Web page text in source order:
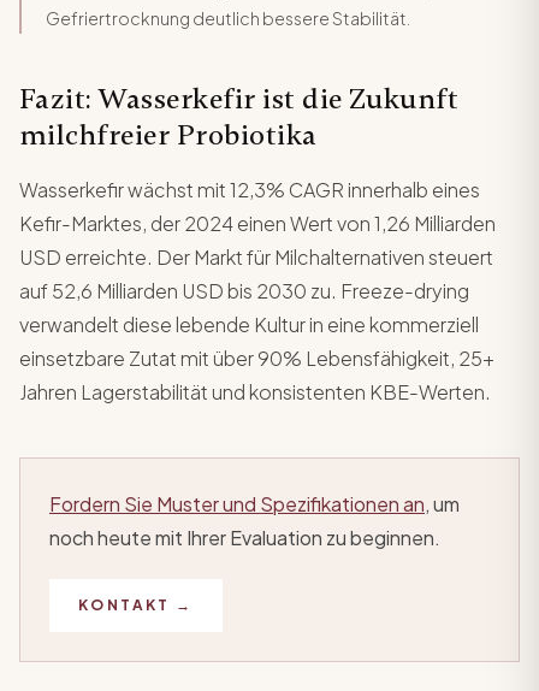
Gefriertrocknung deutlich bessere Stabilität.
Fazit: Wasserkefir ist die Zukunft
milchfreier Probiotika
Wasserkefir wächst mit 12,3% CAGR innerhalb eines
Kefir-Marktes, der 2024 einen Wert von 1,26 Milliarden
USD erreichte. Der Markt für Milchalternativen steuert
auf 52,6 Milliarden USD bis 2030 zu. Freeze-drying
verwandelt diese lebende Kultur in eine kommerziell
einsetzbare Zutat mit über 90% Lebensfähigkeit, 25+
Jahren Lagerstabilität und konsistenten KBE-Werten.
Fordern Sie Muster und Spezifikationen an, um
noch heute mit Ihrer Evaluation zu beginnen.
KONTAKT →